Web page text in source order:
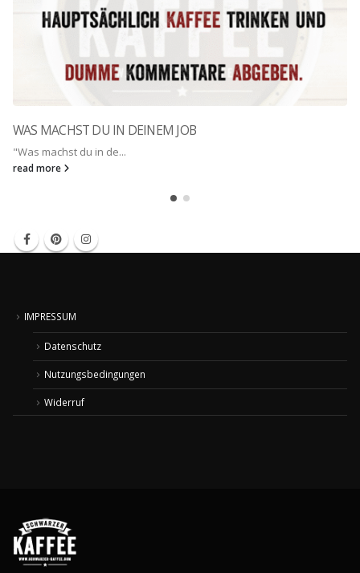
WAS MACHST DU IN DEINEM JOB
"Was machst du in de...
read more
IMPRESSUM
Datenschutz
Nutzungsbedingungen
Widerruf